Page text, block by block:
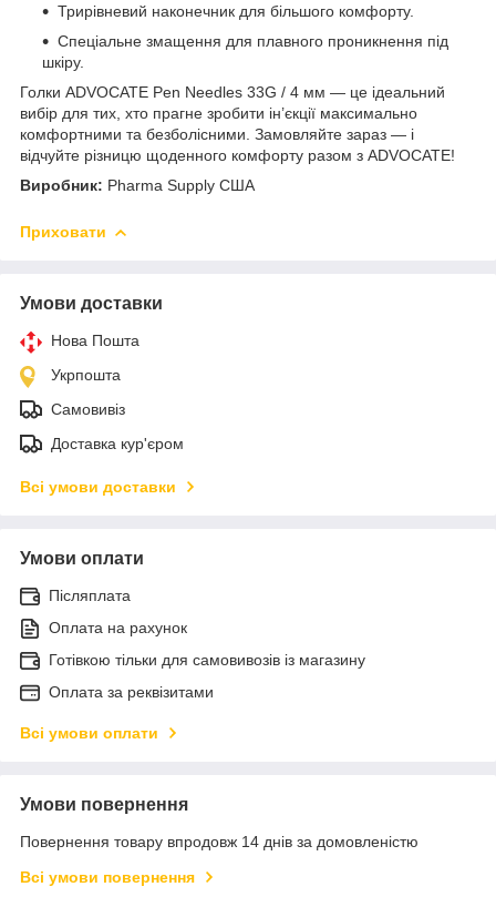
Трирівневий наконечник для більшого комфорту.
Спеціальне змащення для плавного проникнення під
шкіру.
Голки ADVOCATE Pen Needles 33G / 4 мм — це ідеальний
вибір для тих, хто прагне зробити ін’єкції максимально
комфортними та безболісними. Замовляйте зараз — і
відчуйте різницю щоденного комфорту разом з ADVOCATE!
Виробник: Pharma Supply США
Приховати
Умови доставки
Нова Пошта
Укрпошта
Самовивіз
Доставка кур'єром
Всі умови доставки
Умови оплати
Післяплата
Оплата на рахунок
Готівкою тільки для самовивозів із магазину
Оплата за реквізитами
Всі умови оплати
Умови повернення
Повернення товару впродовж 14 днів за домовленістю
Всі умови повернення